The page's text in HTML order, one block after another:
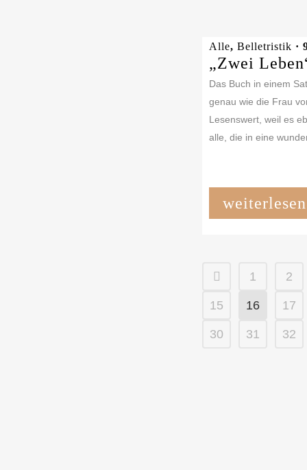
Alle, Belletristik ·
„Zwei
Das Buch in einem
genau wie die Frau
Lesenswert, weil es
alle, die in eine
weiterlesen
1 2
15 16 17
30 31 32